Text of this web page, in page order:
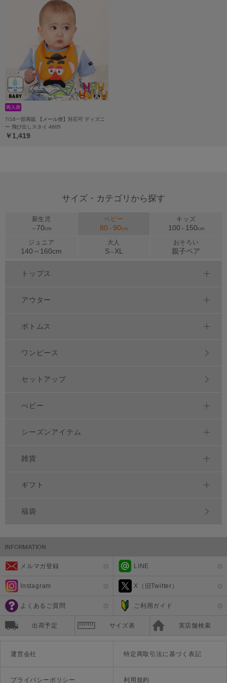
7/16一部再販 【メール便】対応可 ディズニ
ー 飛び出しスタイ 4605
￥1,419
サイズ・カテゴリから探す
新生児
～ 70cm
ベビー
80 ～90cm
キッズ
100 ～ 150cm
ジュニア
140～ 160cm
大人
S～ XL
おそろい
親子ペア
トップス
アウター
ボトムス
ワンピース
セットアップ
べビー
シーズンアイテム
雑貨
ギフト
福袋
メルマガ登録 LINE
Instagram X（旧Twitter）
よくあるご質問 ご利用ガイド
出荷予定 サイズ表 実店舗検索
運営会社 特定商取引法に基づく表記
プライバシーポリシー 利用規約